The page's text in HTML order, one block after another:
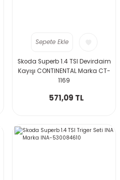
Sepete Ekle
Skoda Superb 1.4 TSI Devirdaim
Kayışı CONTINENTAL Marka CT-
1169
571,09 TL